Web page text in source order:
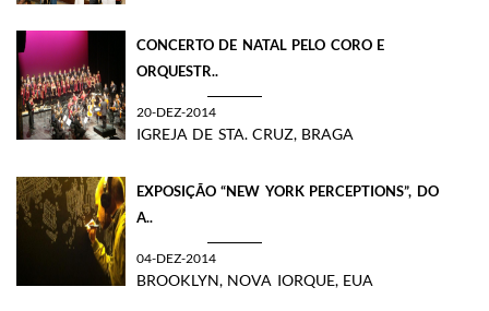
CONCERTO DE NATAL PELO CORO E
ORQUESTR..
20-DEZ-2014
IGREJA DE STA. CRUZ, BRAGA
EXPOSIÇÃO “NEW YORK PERCEPTIONS”, DO
A..
04-DEZ-2014
BROOKLYN, NOVA IORQUE, EUA